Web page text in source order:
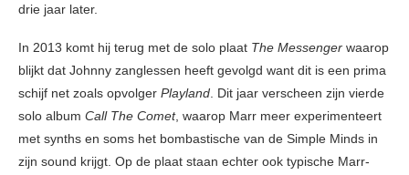
drie jaar later.
In 2013 komt hij terug met de solo plaat The Messenger waarop
blijkt dat Johnny zanglessen heeft gevolgd want dit is een prima
schijf net zoals opvolger Playland. Dit jaar verscheen zijn vierde
solo album Call The Comet, waarop Marr meer experimenteert
met synths en soms het bombastische van de Simple Minds in
zijn sound krijgt. Op de plaat staan echter ook typische Marr-